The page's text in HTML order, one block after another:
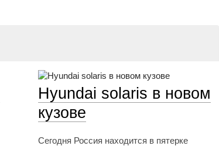
Hyundai solaris в новом
кузове
Сегодня Россия находится в пятерке